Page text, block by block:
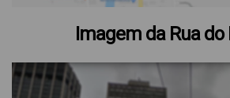
Imagem da Rua do